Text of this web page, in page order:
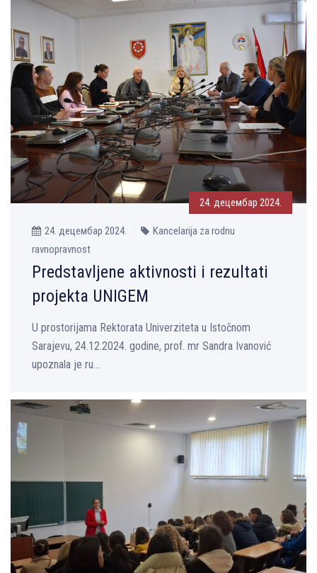
24. децембар 2024.
24. децембар 2024.
Kancelarija za rodnu
ravnopravnost
Predstavljene aktivnosti i rezultati
projekta UNIGEM
U prostorijama Rektorata Univerziteta u Istočnom
Sarajevu, 24.12.2024. godine, prof. mr Sandra Ivanović
upoznala je ru...